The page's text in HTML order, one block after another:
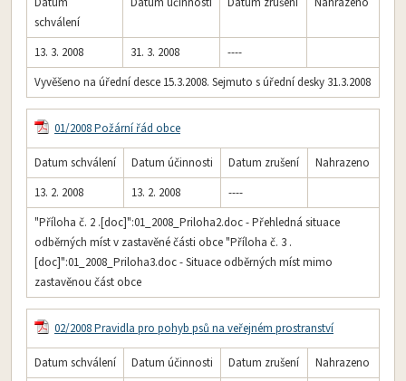
schválení
13. 3. 2008 31. 3. 2008
----
Vyvěšeno na úřední desce 15.3.2008. Sejmuto s úřední desky 31.3.2008
01/2008 Požární řád obce
Datum schválení Datum účinnosti Datum zrušení
Nahrazeno
13. 2. 2008
13. 2. 2008
----
"Příloha č. 2 .[doc]":01_2008_Priloha2.doc - Přehledná situace
odběrných míst v zastavěné části obce "Příloha č. 3 .
[doc]":01_2008_Priloha3.doc - Situace odběrných míst mimo
zastavěnou část obce
02/2008 Pravidla pro pohyb psů na veřejném prostranství
Datum schválení Datum účinnosti Datum zrušení
Nahrazeno